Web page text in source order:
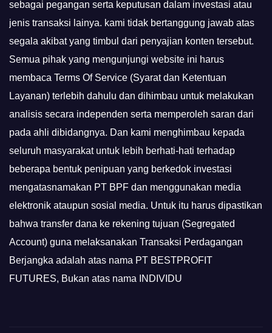
sebagai pegangan serta keputusan dalam investasi atau
jenis transaksi lainya. kami tidak bertanggung jawab atas
segala akibat yang timbul dari penyajian konten tersebut.
Semua pihak yang mengunjungi website ini harus
membaca Terms Of Service (Syarat dan Ketentuan
Layanan) terlebih dahulu dan dihimbau untuk melakukan
analisis secara independen serta memperoleh saran dari
pada ahli dibidangnya. Dan kami menghimbau kepada
seluruh masyarakat untuk lebih berhati-hati terhadap
beberapa bentuk penipuan yang berkedok investasi
mengatasnamakan PT BPF dan menggunakan media
elektronik ataupun sosial media. Untuk itu harus dipastikan
bahwa transfer dana ke rekening tujuan (Segregated
Account) guna melaksanakan Transaksi Perdagangan
Berjangka adalah atas nama PT BESTPROFIT
FUTURES, Bukan atas nama INDIVIDU